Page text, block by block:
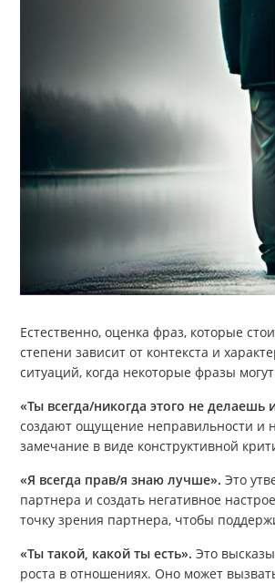
Естественно, оценка фраз, которые
степени зависит от контекста и
ситуаций, когда некоторые фразы
«Ты всегда/никогда этого не делаешь
создают ощущение неправильности и
замечание в виде конструктивной
«Я всегда прав/я знаю лучше». Это
партнера и создать негативное
точку зрения партнера, чтобы
«Ты такой, какой ты есть». Это
роста в отношениях. Оно может